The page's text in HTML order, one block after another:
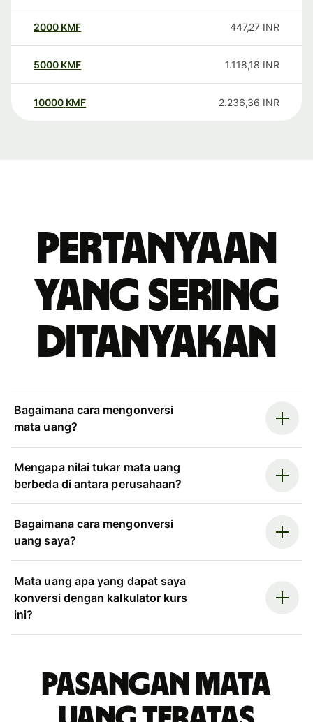
2000 KMF 447,27 INR
5000 KMF 1.118,18 INR
10000 KMF 2.236,36 INR
Pertanyaan
yang sering
ditanyakan
Bagaimana cara mengonversi
mata uang?
Mengapa nilai tukar mata uang
berbeda di antara perusahaan?
Bagaimana cara mengonversi
uang saya?
Mata uang apa yang dapat saya
konversi dengan kalkulator kurs
ini?
Pasangan mata